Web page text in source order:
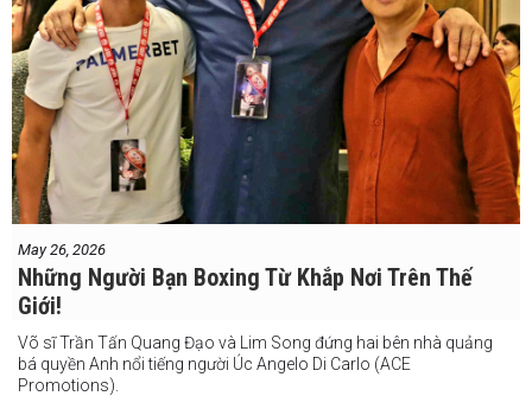
May 26, 2026
Những Người Bạn Boxing Từ Khắp Nơi Trên Thế
Giới!
Võ sĩ Trần Tấn Quang Đạo và Lim Song đứng hai bên nhà quảng
bá quyền Anh nổi tiếng người Úc Angelo Di Carlo (ACE
Promotions).